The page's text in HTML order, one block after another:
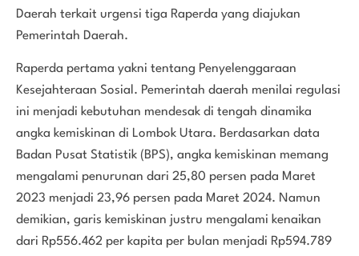
Daerah terkait urgensi tiga Raperda yang diajukan
Pemerintah Daerah.
Raperda pertama yakni tentang Penyelenggaraan
Kesejahteraan Sosial. Pemerintah daerah menilai regulasi
ini menjadi kebutuhan mendesak di tengah dinamika
angka kemiskinan di Lombok Utara. Berdasarkan data
Badan Pusat Statistik (BPS), angka kemiskinan memang
mengalami penurunan dari 25,80 persen pada Maret
2023 menjadi 23,96 persen pada Maret 2024. Namun
demikian, garis kemiskinan justru mengalami kenaikan
dari Rp556.462 per kapita per bulan menjadi Rp594.789